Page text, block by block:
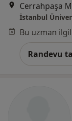
Randevu